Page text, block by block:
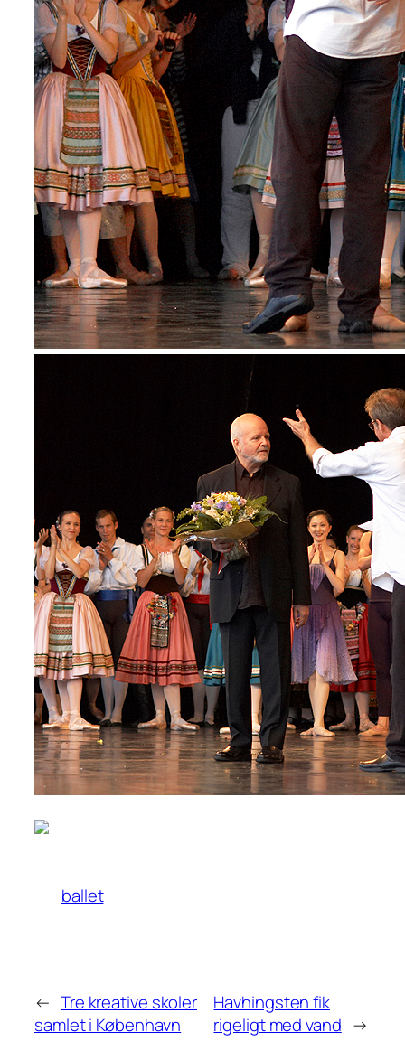
ballet
← Tre kreative skoler
samlet i København
Havhingsten fik
rigeligt med vand →